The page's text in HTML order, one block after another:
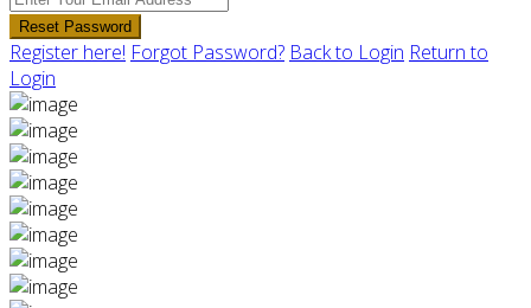
Reset Password
Register here! Forgot Password? Back to Login Return to
Login